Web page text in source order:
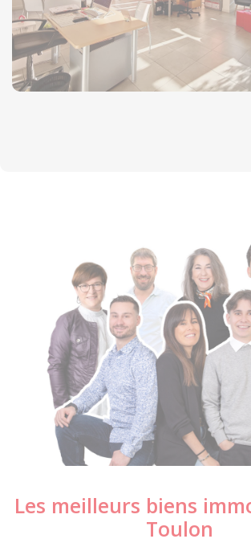
Les meilleurs biens
Toulon